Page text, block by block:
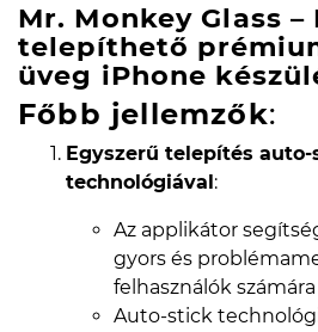
Mr. Monkey Glass –
telepíthető
üveg iPhone
Főbb jellemzők:
Egyszerű telepítés
technológiával :
Az applikátor
gyors és
felhasználók számára
Auto-stick